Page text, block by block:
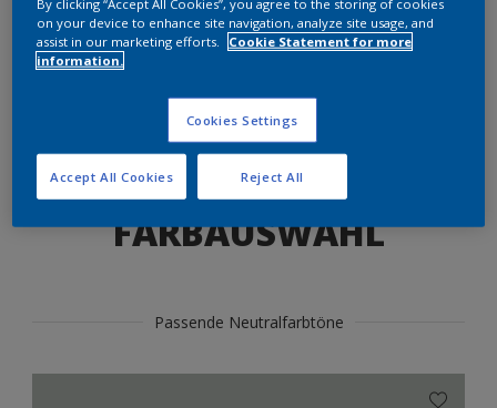
Produkte in diesem Farbton finden
FARBAUSWAHL
Passende Neutralfarbtöne
By clicking “Accept All Cookies”, you agree to the storing of cookies
on your device to enhance site navigation, analyze site usage, and
assist in our marketing efforts.
Cookie Statement for more
information.
Cookies Settings
Reject All
Accept All Cookies